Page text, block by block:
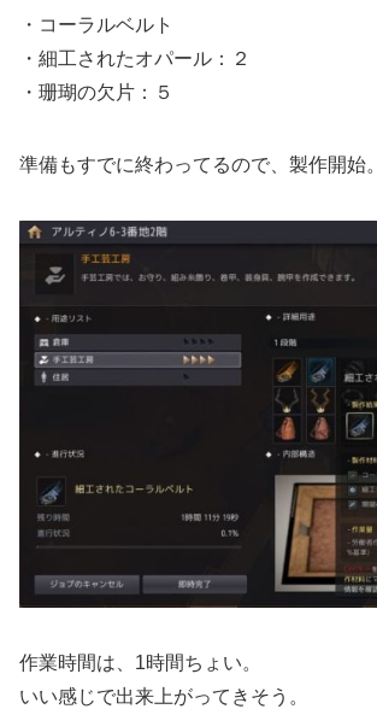
・コーラルベルト
・細工されたオパール：２
・珊瑚の欠片：５
準備もすでに終わってるので、製作開始。
作業時間は、1時間ちょい。
いい感じで出来上がってきそう。